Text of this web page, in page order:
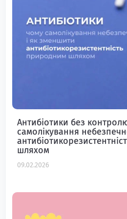
Антибіотики без
самолікування
шляхом
09.02.2026